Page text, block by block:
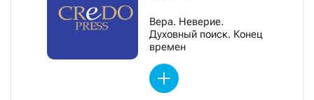
Вера. Неверие.
Духовный поиск. Конец
времен